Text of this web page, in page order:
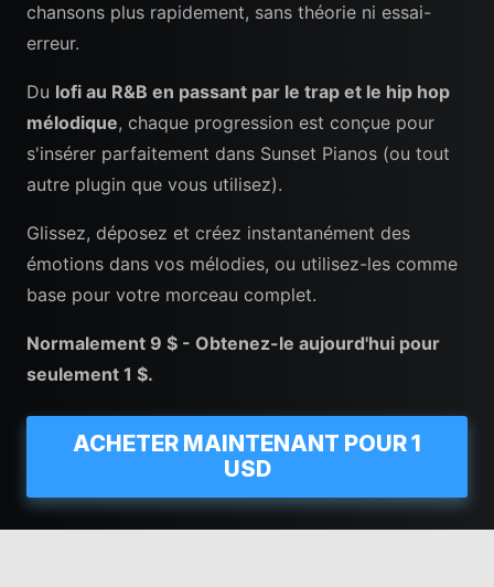
chansons plus rapidement, sans théorie ni essai-
erreur.
Du lofi au R&B en passant par le trap et le hip hop
mélodique, chaque progression est conçue pour
s'insérer parfaitement dans Sunset Pianos (ou tout
autre plugin que vous utilisez).
Glissez, déposez et créez instantanément des
émotions dans vos mélodies, ou utilisez-les comme
base pour votre morceau complet.
Normalement 9 $ - Obtenez-le aujourd'hui pour
seulement 1 $.
ACHETER MAINTENANT POUR 1
USD